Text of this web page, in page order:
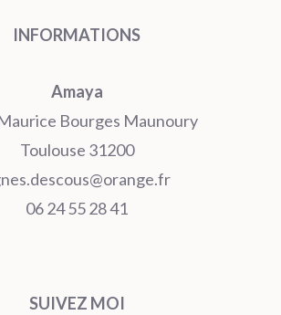
INFORMATIONS
Amaya
Bourges Maunoury
Toulouse 31200
06 24 55 28 41
SUIVEZ MOI